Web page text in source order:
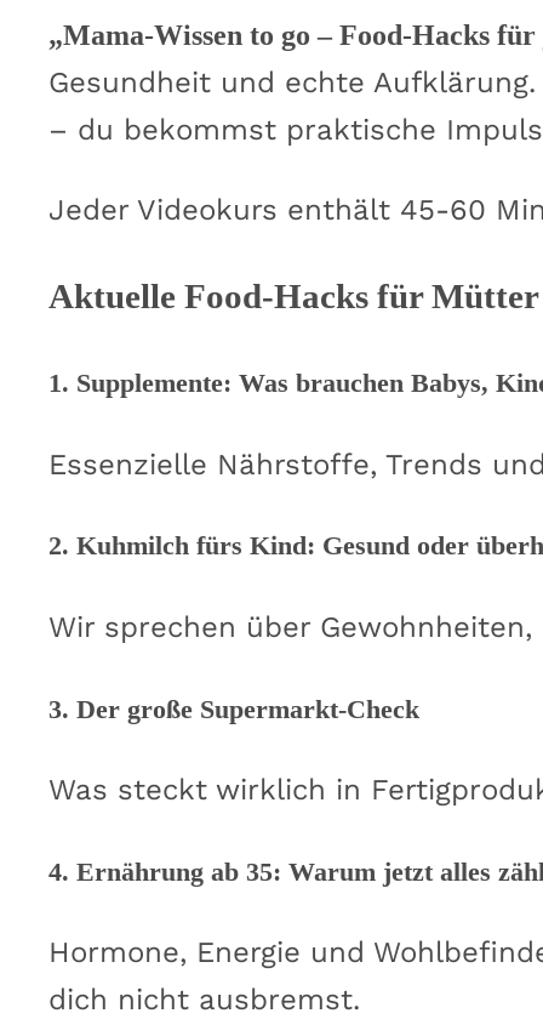
„Mama-Wissen to go – Food-Hacks für
Gesundheit und echte
– du bekommst praktische
Jeder Videokurs enthält 45-60
Aktuelle Food-Hacks für Mütter
1. Supplemente: Was brauchen Babys,
Essenzielle Nährstoffe, Trends
2. Kuhmilch fürs Kind: Gesund oder
Wir sprechen über
3. Der große Supermarkt-Check
Was steckt wirklich in
4. Ernährung ab 35: Warum jetzt alles
Hormone, Energie und
dich nicht ausbremst.